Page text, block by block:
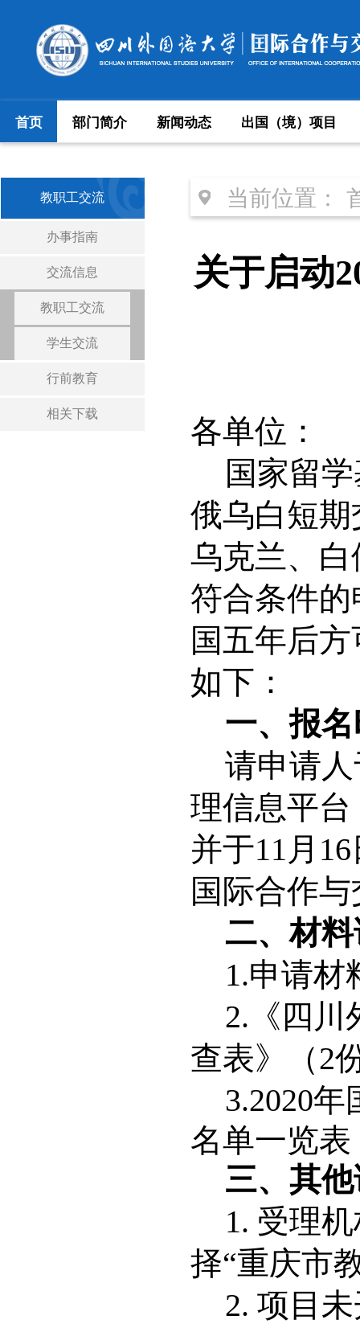
首页 部门简介 新闻动态 出国（境）项目
教职工交流
办事指南
交流信息
教职工交流
学生交流
行前教育
相关下载
当前位置：
关于启动
各单位：
国家留
俄乌白短
乌克兰、白
符合条件
国五年后
如下：
一、报
请申请
理信息平台
并于11月16
国际合作与
二、材
1.申请材
2.《四川
查表》（2
3.2020
名单一览
三、 其
1. 受理
择“重庆市
2. 项目